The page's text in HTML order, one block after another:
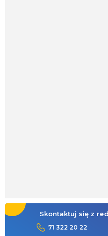
Skontaktuj się z
71 322 20 22